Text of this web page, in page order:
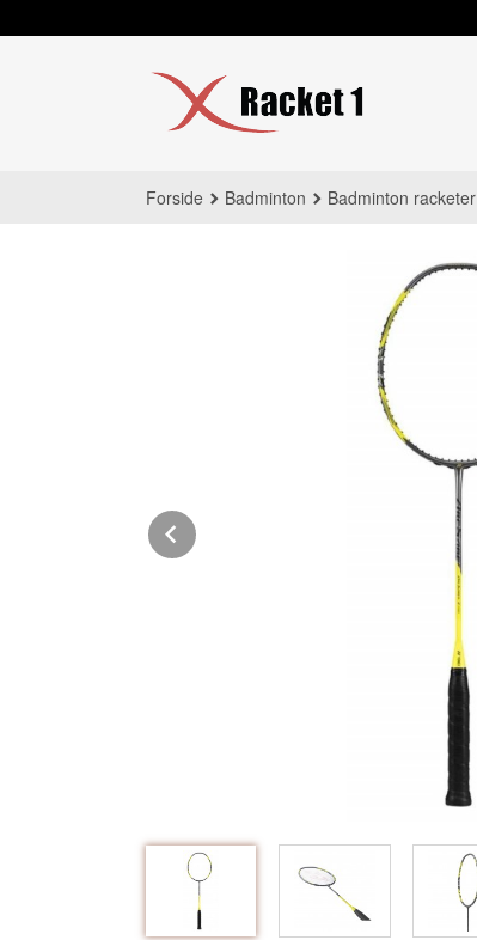
til
Forside Badminton Badminton racketer